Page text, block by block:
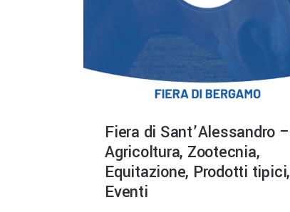
Fiera di Sant’Alessandro –
Agricoltura, Zootecnia,
Equitazione, Prodotti tipici,
Eventi